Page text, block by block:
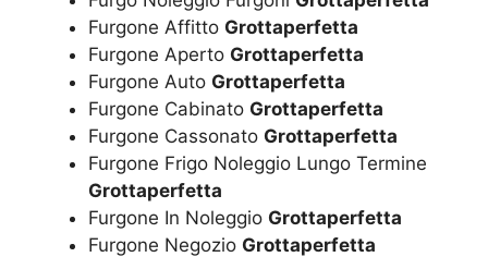
Furgone Affitto Grottaperfetta
Furgone Aperto Grottaperfetta
Furgone Auto Grottaperfetta
Furgone Cabinato Grottaperfetta
Furgone Cassonato Grottaperfetta
Furgone Frigo Noleggio Lungo Termine
Grottaperfetta
Furgone In Noleggio Grottaperfetta
Furgone Negozio Grottaperfetta